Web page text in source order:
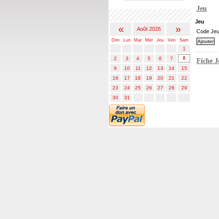
« Août 2026 »
Dim Lun Mar Mer Jeu Ven Sam
1
2
3 4 5 6 7 8
9 10 11 12 13 14
15
16
17 18 19 20 21
22
23
24 25 26 27 28
29
30
31
Jeu
Jeu
Code Jeu
Fiche